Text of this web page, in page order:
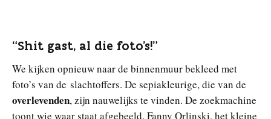
“Shit gast, al die foto’s!”
We kijken opnieuw naar de binnenmuur bekleed met
foto’s van de slachtoffers. De sepiakleurige, die van de
overlevenden, zijn nauwelijks te vinden. De zoekmachine
toont wie waar staat afgebeeld. Fanny Orlinski, het kleine